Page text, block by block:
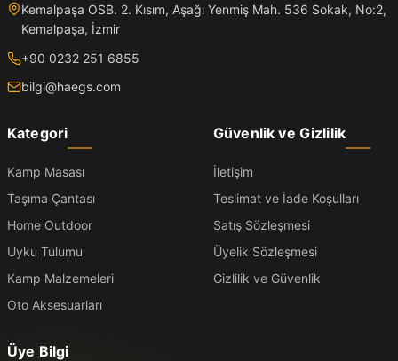
Kemalpaşa OSB. 2. Kısım, Aşağı Yenmiş Mah. 536 Sokak, No:2,
Kemalpaşa, İzmir
+90 0232 251 6855
bilgi@haegs.com
Kategori
Kamp Masası
Taşıma Çantası
Home Outdoor
Uyku Tulumu
Kamp Malzemeleri
Oto Aksesuarları
Güvenlik ve Gizlilik
İletişim
Teslimat ve İade Koşulları
Satış Sözleşmesi
Üyelik Sözleşmesi
Gizlilik ve Güvenlik
Üye Bilgi